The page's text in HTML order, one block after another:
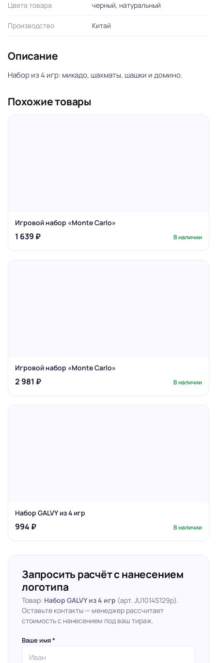
Цвета товара черный, натуральный
Производство Китай
Описание
Набор из 4 игр: микадо, шахматы, шашки и домино.
Похожие товары
Игровой набор «Monte Carlo»
1 639 ₽ В наличии
Игровой набор «Monte Carlo»
2 981 ₽ В наличии
Набор GALVY из 4 игр
994 ₽ В наличии
Запросить расчёт с нанесением
логотипа
Товар: Набор GALVY из 4 игр (арт. JU1014S129p).
Оставьте контакты — менеджер рассчитает
стоимость с нанесением под ваш тираж.
Ваше имя *